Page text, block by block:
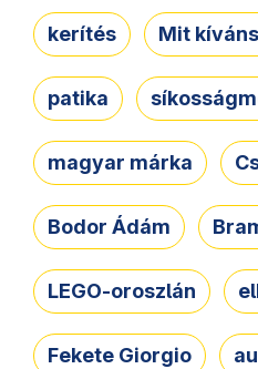
kerítés Mit
patika
magyar márka
Bodor Ádám
LEGO-oroszlán
Fekete Giorgio